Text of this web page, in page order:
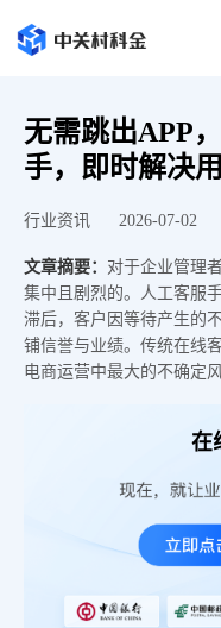
无需跳出APP
手，即时解决
行业资讯 2026-07-02
文章摘要： 对于企业管理
集中且剧烈的。人工客服
滞后，客户因等待产生的
铺信誉与业绩。传统在线
电商运营中最大的不确定
在